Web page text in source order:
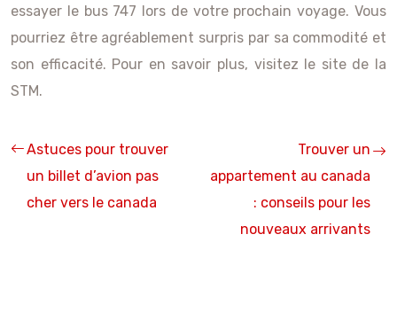
essayer le bus 747 lors de votre prochain voyage. Vous
pourriez être agréablement surpris par sa commodité et
son efficacité. Pour en savoir plus, visitez le site de la
STM.
Astuces pour trouver
un billet d’avion pas
cher vers le canada
Trouver un
appartement au canada
: conseils pour les
nouveaux arrivants